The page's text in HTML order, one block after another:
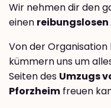
Wir nehmen dir den
einen
Von der
kümmern uns um
Seiten des Umzugs
Pforzheim freuen